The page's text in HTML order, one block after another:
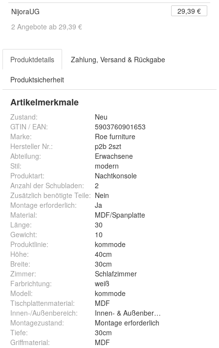
NijoraUG
29,39 €
2 Angebote ab 29,39 €
Produktdetails Zahlung, Versand & Rückgabe
Produktsicherheit
Artikelmerkmale
Zustand:
Neu
GTIN / EAN:
5903760901653
Marke:
Roe furniture
Hersteller Nr.:
p2b 2szt
Abteilung:
Erwachsene
Stil:
modern
Produktart:
Nachtkonsole
Anzahl der Schubladen:
2
Zusätzlich benötigte Teile: Nein
Montage erforderlich:
Ja
Material:
MDF/Spanplatte
Länge:
30
Gewicht:
10
Produktlinie:
kommode
Höhe:
40cm
Breite:
30cm
Zimmer:
Schlafzimmer
Farbrichtung:
weiß
Modell:
kommode
Tischplattenmaterial:
MDF
Innen-/Außenbereich:
Innen- & Außenbereich
Montagezustand:
Montage erforderlich
Tiefe:
30cm
Griffmaterial: MDF